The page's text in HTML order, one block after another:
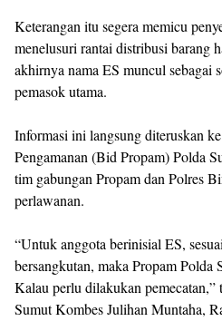
Keterangan itu segera memicu
menelusuri rantai distribusi barang
akhirnya nama ES muncul sebagai
pemasok utama.
Informasi ini langsung diteruskan
Pengamanan (Bid Propam) Polda
tim gabungan Propam dan Polres
perlawanan.
“Untuk anggota berinisial ES,
bersangkutan, maka Propam Polda
Kalau perlu dilakukan pemecatan,”
Sumut Kombes Julihan Muntaha,